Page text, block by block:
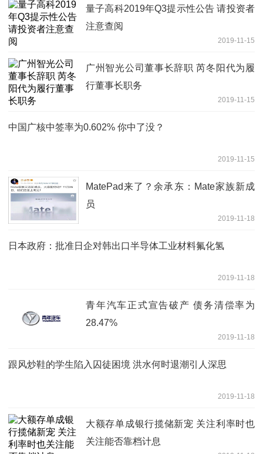
量子高科2019年Q3提示性公告 请投资者
注意查阅
2019-11-15
广州智光公司董事长辞职 芮冬阳代为履
行董事长职务
2019-11-15
中国广核中签率为0.602% 你中了没？
2019-11-15
MatePad来了？余承东：Mate家族新成
员
2019-11-18
日本政府：批准日企对韩出口半导体工业材料氟化氢
2019-11-18
青年汽车正式宣告破产 债务清偿率为
28.47%
2019-11-18
跟风炒鞋的学生陷入囚徒困境 洪水何时退潮引人深思
2019-11-18
大额存单成银行揽储新宠 关注利率时也
关注能否靠档计息